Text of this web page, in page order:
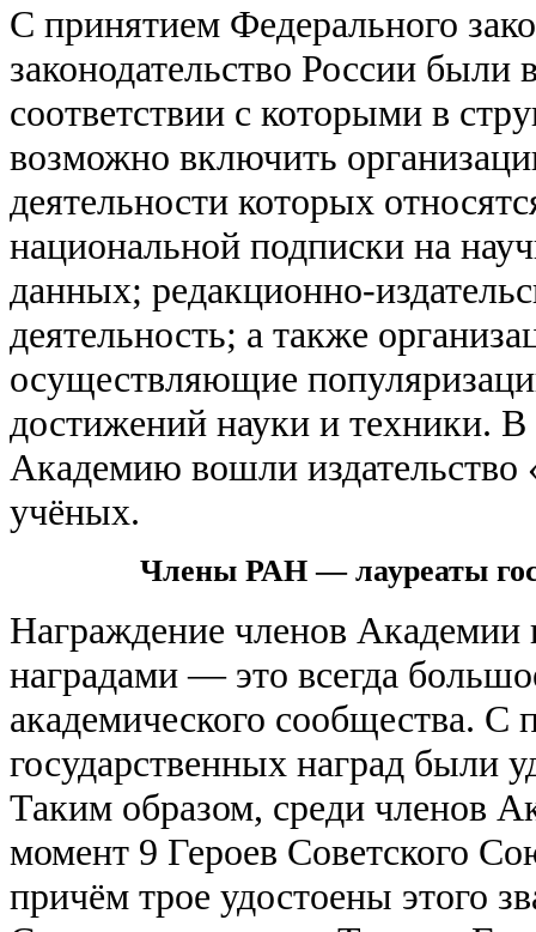
С принятием Федерального
законодательство России были
соответствии с которыми в
возможно включить
деятельности которых
национальной подписки на
данных; редакционно-
деятельность; а также
осуществляющие
достижений науки и техники. В
Академию вошли
учёных.
Члены РАН — лауреаты
Награждение членов Академии
наградами — это всегда
академического сообщества. С
государственных наград были
Таким образом, среди членов
момент 9 Героев Советского
причём трое удостоены этого